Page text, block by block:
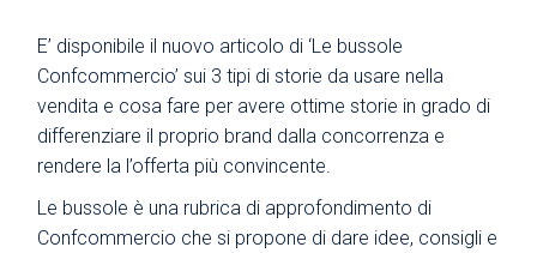
E’ disponibile il nuovo articolo di ‘Le bussole
Confcommercio’ sui 3 tipi di storie da usare nella
vendita e cosa fare per avere ottime storie in grado di
differenziare il proprio brand dalla concorrenza e
rendere la l’offerta più convincente.
Le bussole è una rubrica di approfondimento di
Confcommercio che si propone di dare idee, consigli e